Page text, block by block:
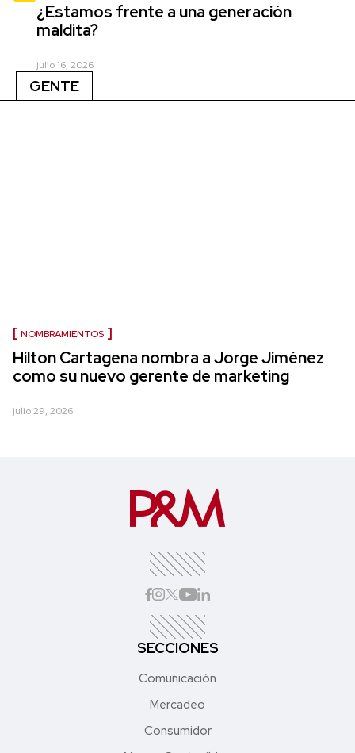
¿Estamos frente a una generación
maldita?
julio 16, 2026
GENTE
NOMBRAMIENTOS
Hilton Cartagena nombra a Jorge Jiménez
como su nuevo gerente de marketing
julio 29, 2026
SECCIONES
Comunicación
Mercadeo
Consumidor